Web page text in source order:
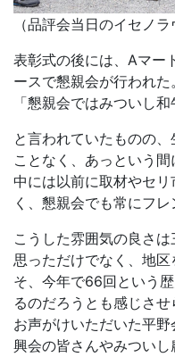
（品評会当日のイセノ
表彰式の後には、Aマー
ースで懇親会が行われた
「懇親会ではみついし
と言われていたものの
ことなく、あっという
中には以前に取材やセ
く、懇親会でも常にフレ
こうした雰囲気の良さ
思っただけでなく、地
そ、今年で66回という
るのだろうとも感じさ
お声がけいただいた平
興会の皆さんやみついし